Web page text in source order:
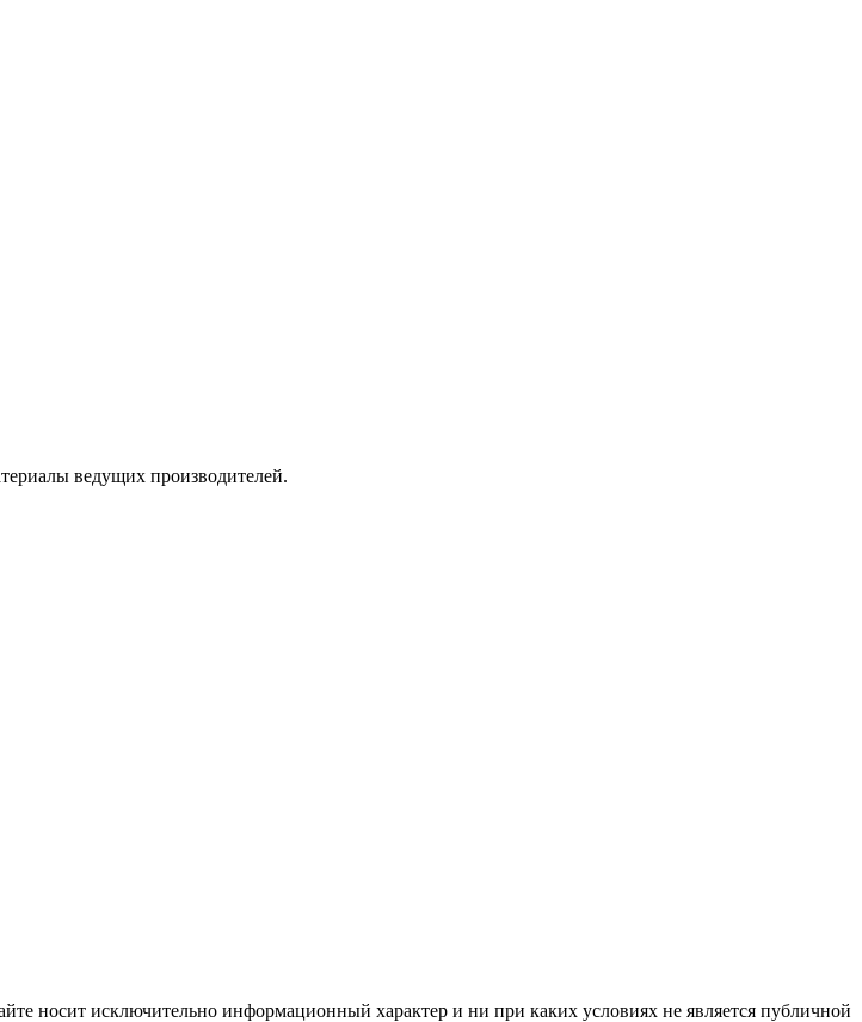
ведущих производителей.
носит исключительно информационный характер и ни при каких условиях не является публичной